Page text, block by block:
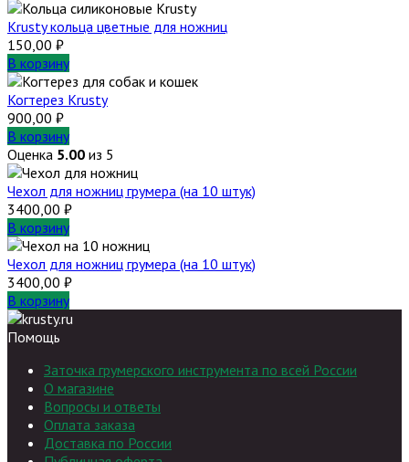
Krusty кольца цветные для ножниц
150,00 ₽
В корзину
Когтерез Krusty
900,00 ₽
В корзину
Оценка 5.00 из 5
Чехол для ножниц грумера (на 10 штук)
3400,00 ₽
В корзину
Чехол для ножниц грумера (на 10 штук)
3400,00 ₽
В корзину
Помощь
Заточка грумерского инструмента по всей России
О магазине
Вопросы и ответы
Оплата заказа
Доставка по России